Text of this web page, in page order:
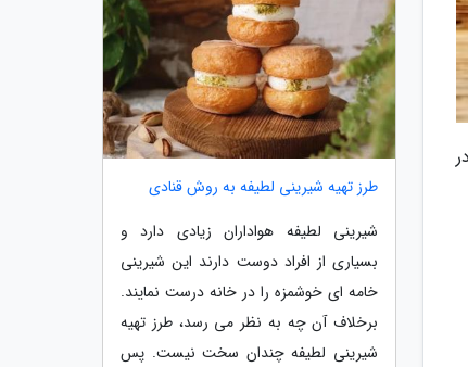
طرز تهیه شیرینی لطیفه به روش قنادی
شیرینی لطیفه هواداران زیادی دارد و
بسیاری از افراد دوست دارند این شیرینی
خامه ای خوشمزه را در خانه درست نمایند.
برخلاف آن چه به نظر می رسد، طرز تهیه
شیرینی لطیفه چندان سخت نیست. پس